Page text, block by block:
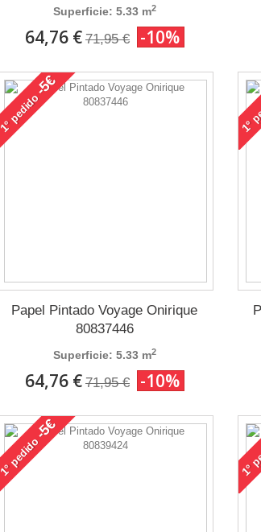
Superficie: 5.33 m2
64,76 € 71,95 € -10%
1°
pedido
-5€
Papel Pintado Voyage Onirique
80837446
Superficie: 5.33 m2
64,76 € 71,95 € -10%
1°
1°
pedido
-5€
1°